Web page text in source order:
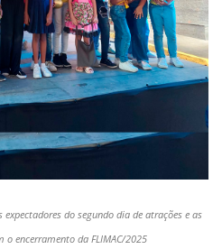
do segundo dia de atrações e as
o encerramento da FLIMAC/2025